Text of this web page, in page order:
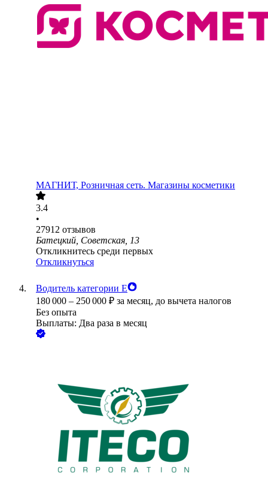
МАГНИТ, Розничная сеть. Магазины косметики
3.4
•
27912 отзывов
Батецкий, Советская, 13
Откликнитесь среди первых
Откликнуться
Водитель категории Е
180 000 – 250 000 ₽ за месяц, до вычета налогов
Без опыта
Выплаты: Два раза в месяц